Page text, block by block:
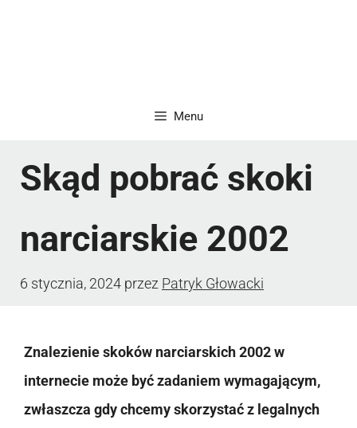
Menu
Skąd pobrać skoki
narciarskie 2002
6 stycznia, 2024 przez Patryk Głowacki
Znalezienie skoków narciarskich 2002 w
internecie może być zadaniem wymagającym,
zwłaszcza gdy chcemy skorzystać z legalnych